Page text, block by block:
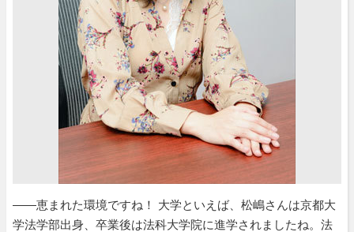
――恵まれた環境ですね！ 大学といえば、松嶋さんは京都大
学法学部出身、卒業後は法科大学院に進学されましたね。法